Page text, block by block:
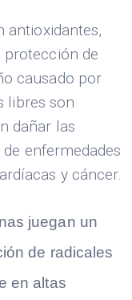
antioxidantes,
protección de
causado por
libres son
dañar las
enfermedades
y cáncer.
juegan un
de radicales
en altas